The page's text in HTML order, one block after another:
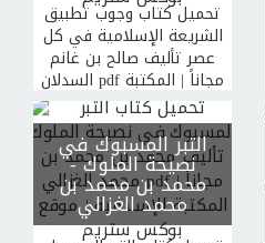
تحميل كتاب وجوب تطبيق
الشريعة الإسلامية في كل
عصر تأليف صالح بن غانم
السدلان pdf مجاناً | المكتبة
الإسلامية | موقع بوكس
ستريم
التبر المسبوك في
نصيحة الملوك-
محمد بن محمد بن
محمد الغزالي